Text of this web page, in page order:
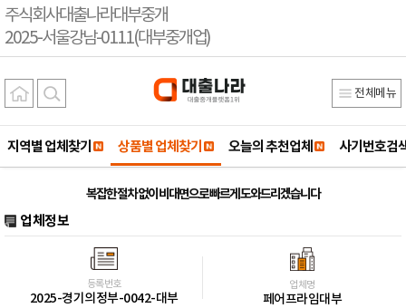
주식회사대출나라대부중개
2025-서울강남-0111(대부중개업)
전체메뉴
지역별 업체찾기 상품별 업체찾기 오늘의 추천업체 사기번호검
복잡한 절차 없이 비대면으로 빠르게 도와드리겠습니다
업체정보
등록번호
2025-경기의정부-0042-대부
업체명
페어프라임대부